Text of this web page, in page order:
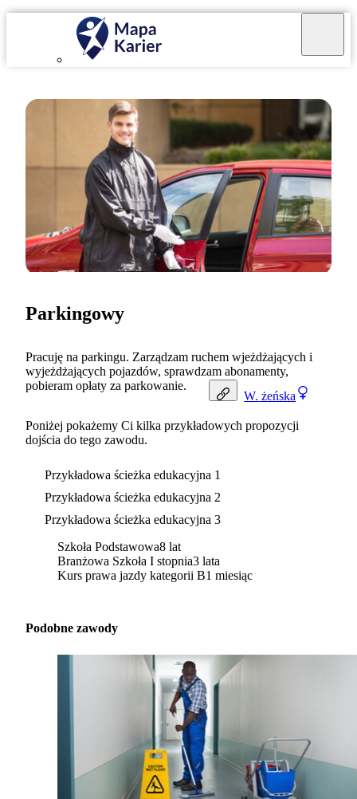
W. żeńska
Parkingowy
Pracuję na parkingu. Zarządzam ruchem wjeżdżających i
wyjeżdżających pojazdów, sprawdzam abonamenty,
pobieram opłaty za parkowanie.
Poniżej pokażemy Ci kilka przykładowych propozycji
dojścia do tego zawodu.
Przykładowa ścieżka edukacyjna 1
Przykładowa ścieżka edukacyjna 2
Przykładowa ścieżka edukacyjna 3
Szkoła Podstawowa8 lat
Branżowa Szkoła I stopnia3 lata
Kurs prawa jazdy kategorii B1 miesiąc
Podobne zawody